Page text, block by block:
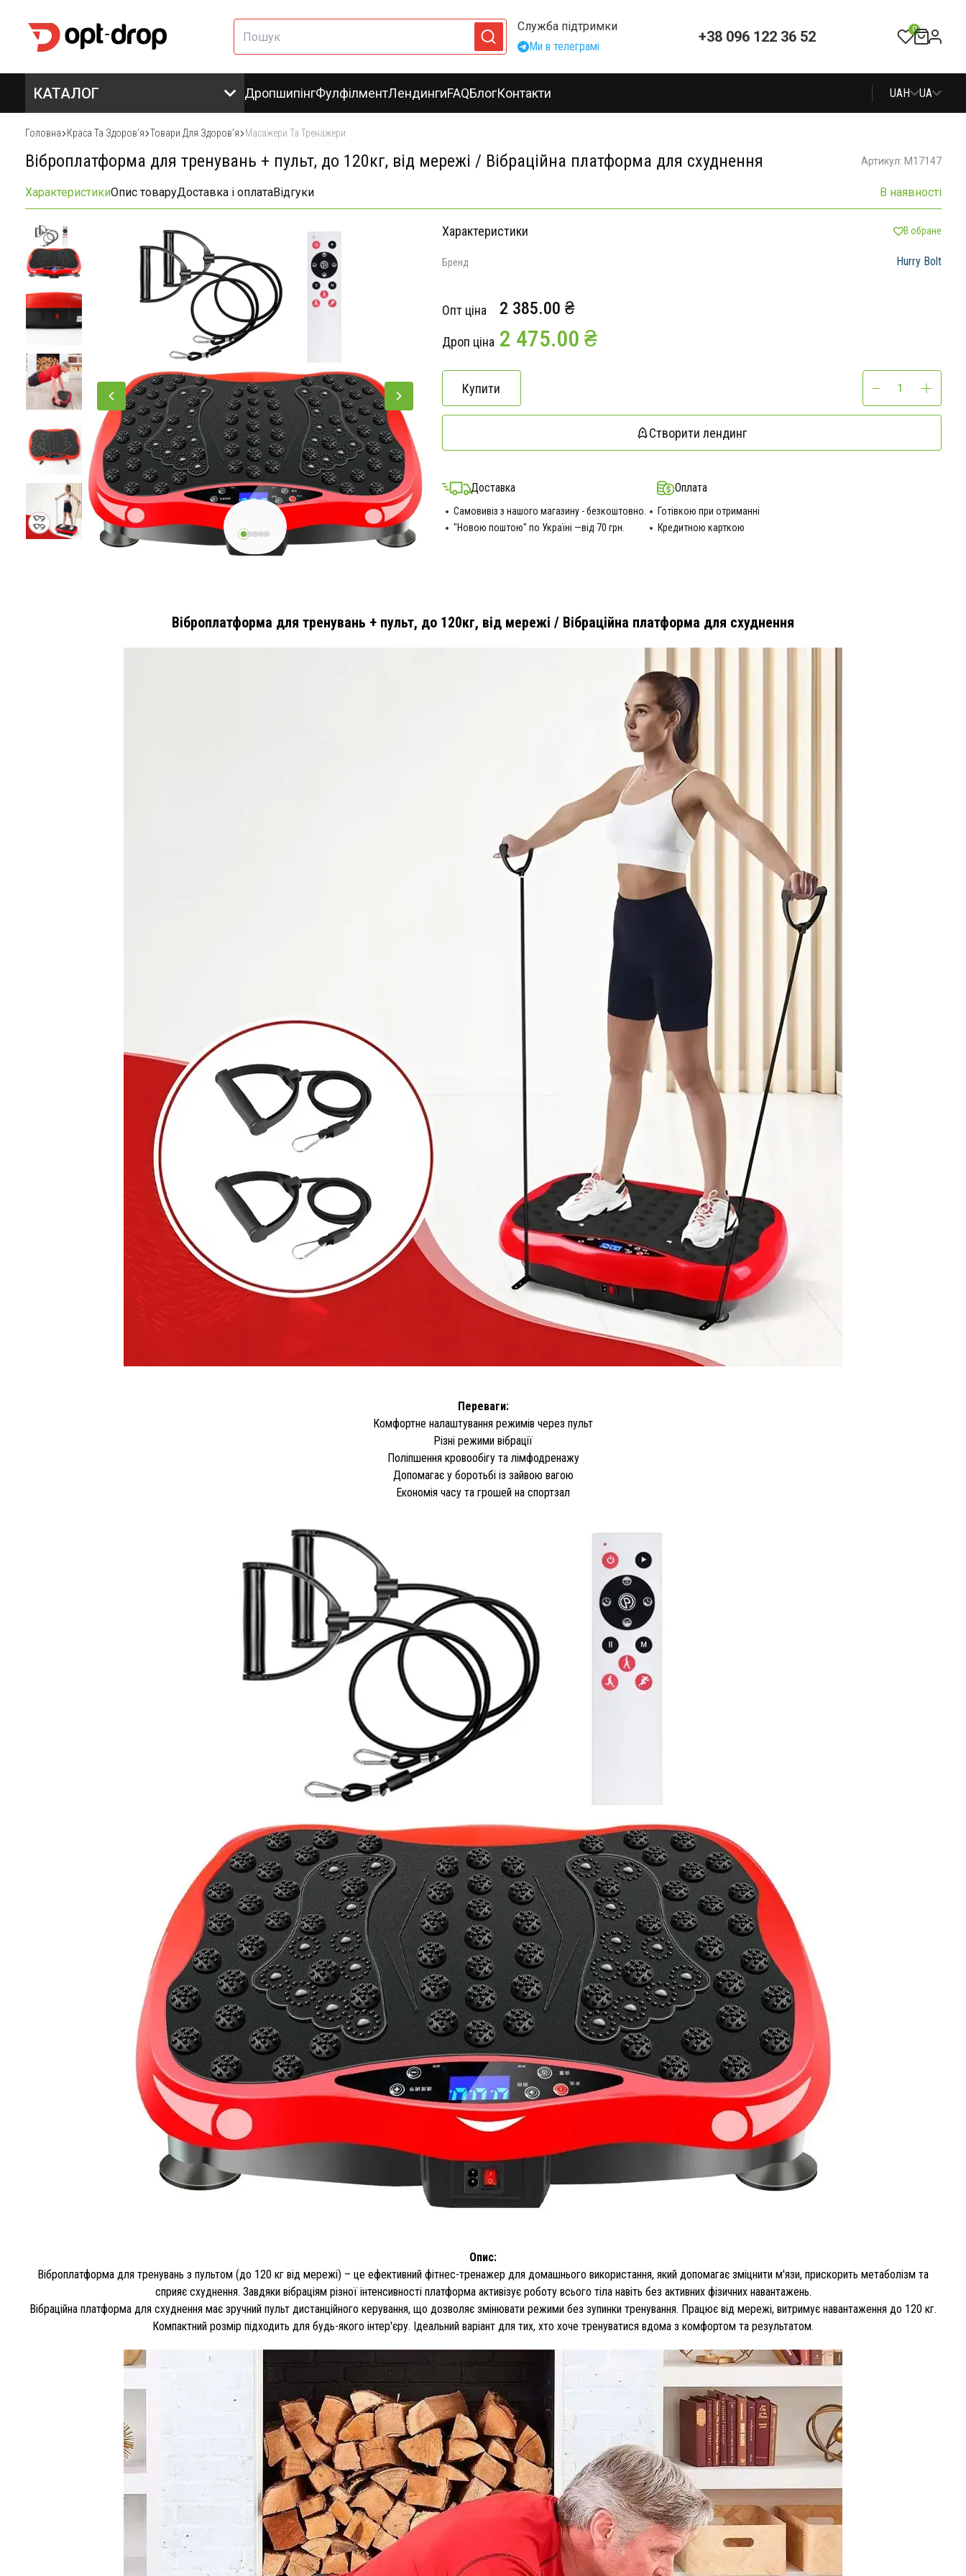
Служба підтримки
Ми в телеграмі
+38 096 122 36 52 0
КАТАЛОГ ДропшипінгФулфілментЛендингиFAQБлогКонтакти UAH UA
Головна Краса Та Здоровʼя Товари Для Здоровʼя Масажери Та Тренажери
Віброплатформа для тренувань + пульт, до 120кг, від мережі / Вібраційна платформа для схуднення Артикул: M17147
ХарактеристикиОпис товаруДоставка і оплатаВідгуки В наявності
Характеристики В обране
Бренд Hurry Bolt
Опт ціна 2 385.00 ₴
Дроп ціна 2 475.00 ₴
Купити
Створити лендинг
Доставка
Самовивіз з нашого магазину - безкоштовно.
"Новою поштою" по Україні —від 70 грн.
Оплата
Готівкою при отриманні
Кредитною карткою
Віброплатформа для тренувань + пульт, до 120кг, від мережі / Вібраційна платформа для схуднення
Переваги:
Комфортне налаштування режимів через пульт
Різні режими вібрації
Поліпшення кровообігу та лімфодренажу
Допомагає у боротьбі із зайвою вагою
Економія часу та грошей на спортзал
Опис:
Віброплатформа для тренувань з пультом (до 120 кг від мережі) – це ефективний фітнес-тренажер для домашнього використання, який допомагає зміцнити м'язи, прискорить метаболізм та
сприяє схуднення. Завдяки вібраціям різної інтенсивності платформа активізує роботу всього тіла навіть без активних фізичних навантажень.
Вібраційна платформа для схуднення має зручний пульт дистанційного керування, що дозволяє змінювати режими без зупинки тренування. Працює від мережі, витримує навантаження до 120 кг.
Компактний розмір підходить для будь-якого інтер'єру. Ідеальний варіант для тих, хто хоче тренуватися вдома з комфортом та результатом.